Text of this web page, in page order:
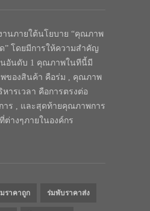
านภายใต้นโยบาย “คุณภาพ
” โดยมีการให้ความสำคัญ
อันดับ 1 คุณภาพในทีนี้มี
ของสินค้า คือร่ม , คุณภาพ
ารเวลา คือการตรงต่อ
าร , และสุดท้ายคุณภาพการ
างๆภายในองค์กร
ราคาถูก ร่มพับราคาส่ง